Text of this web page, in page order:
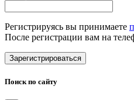
Регистрируясь вы принимаете
После регистрации вам на
Зарегистрироваться
Поиск по сайту